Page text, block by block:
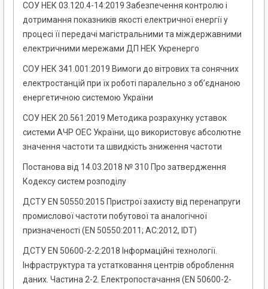
СОУ НЕК 03.120.4-14:2019 Забезпечення контролю і
дотримання показників якості електричної енергії у
процесі її передачі магістральними та міждержавними
електричними мережами ДП НЕК Укренерго
СОУ НЕК 341.001:2019 Вимоги до вітрових та сонячних
електростанцій при їх роботі паралельно з об’єднаною
енергетичною системою України
СОУ НЕК 20.561:2019 Методика розрахунку уставок
системи АЧР ОЕС України, що використовує абсолютне
значення частоти та швидкість зниження частоти
Постанова від 14.03.2018 № 310 Про затвердження
Кодексу систем розподілу
ДСТУ EN 50550:2015 Пристрої захисту від перенапруги
промислової частоти побутової та аналогічної
призначеності (EN 50550:2011; AC:2012, IDT)
ДСТУ EN 50600-2-2:2018 Інформаційні технології.
Інфраструктура та устатковання центрів оброблення
даних. Частина 2-2. Електропостачання (EN 50600-2-